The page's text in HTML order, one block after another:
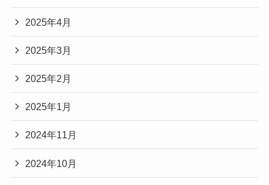
2025年4月
2025年3月
2025年2月
2025年1月
2024年11月
2024年10月